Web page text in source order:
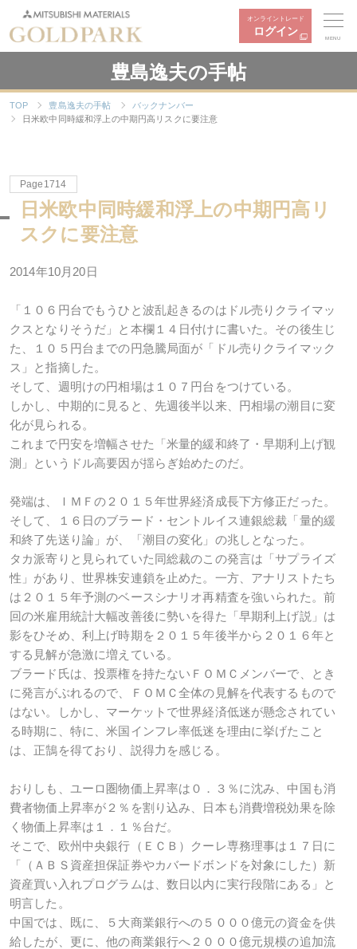
オンライントレード
ログイン
MENU
豊島逸夫の手帖
TOP 豊島逸夫の手帖
バックナンバー
日米欧中同時緩和浮上の中期円高リスクに要注意
Page1714
日米欧中同時緩和浮上の中期円高リ
スクに要注意
2014年10月20日
「１０６円台でもうひと波乱起きるのはドル売りクライマッ
クスとなりそうだ」と本欄１４日付けに書いた。その後生じ
た、１０５円台までの円急騰局面が「ドル売りクライマック
ス」と指摘した。
そして、週明けの円相場は１０７円台をつけている。
しかし、中期的に見ると、先週後半以来、円相場の潮目に変
化が見られる。
これまで円安を増幅させた「米量的緩和終了・早期利上げ観
測」というドル高要因が揺らぎ始めたのだ。
発端は、ＩＭＦの２０１５年世界経済成長下方修正だった。
そして、１６日のブラード・セントルイス連銀総裁「量的緩
和終了先送り論」が、「潮目の変化」の兆しとなった。
タカ派寄りと見られていた同総裁のこの発言は「サプライズ
性」があり、世界株安連鎖を止めた。一方、アナリストたち
は２０１５年予測のベースシナリオ再精査を強いられた。前
回の米雇用統計大幅改善後に勢いを得た「早期利上げ説」は
影をひそめ、利上げ時期を２０１５年後半から２０１６年と
する見解が急激に増えている。
ブラード氏は、投票権を持たないＦＯＭＣメンバーで、とき
に発言がぶれるので、ＦＯＭＣ全体の見解を代表するもので
はない。しかし、マーケットで世界経済低迷が懸念されてい
る時期に、特に、米国インフレ率低迷を理由に挙げたこと
は、正鵠を得ており、説得力を感じる。
おりしも、ユーロ圏物価上昇率は０．３％に沈み、中国も消
費者物価上昇率が２％を割り込み、日本も消費増税効果を除
く物価上昇率は１．１％台だ。
そこで、欧州中央銀行（ＥＣＢ）クーレ専務理事は１７日に
「（ＡＢＳ資産担保証券やカバードボンドを対象にした）新
資産買い入れプログラムは、数日以内に実行段階にある」と
明言した。
中国では、既に、５大商業銀行への５０００億元の資金を供
給したが、更に、他の商業銀行へ２０００億元規模の追加流